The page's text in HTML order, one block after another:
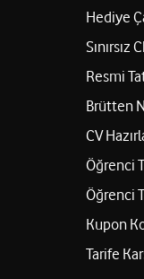
Hediye
Sınırsız
Resmi
Brütten
CV
Öğrenci
Öğrenci
Kupon
Tarife